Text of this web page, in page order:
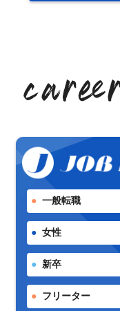
一般転職
女性
新卒
フリーター